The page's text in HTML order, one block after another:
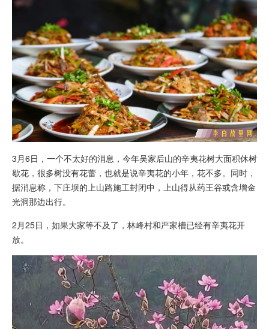
3月6日，一个不太好的消息，今年吴家后山的辛夷花树大面积休树
歇花，很多树没有花蕾，也就是说辛夷花的小年，花不多。同时，
据消息称，下庄坝的上山路施工封闭中，上山得从药王谷或含增金
光洞那边出行。
2月25日，如果大家等不及了，林峰村和严家槽已经有辛夷花开
放。